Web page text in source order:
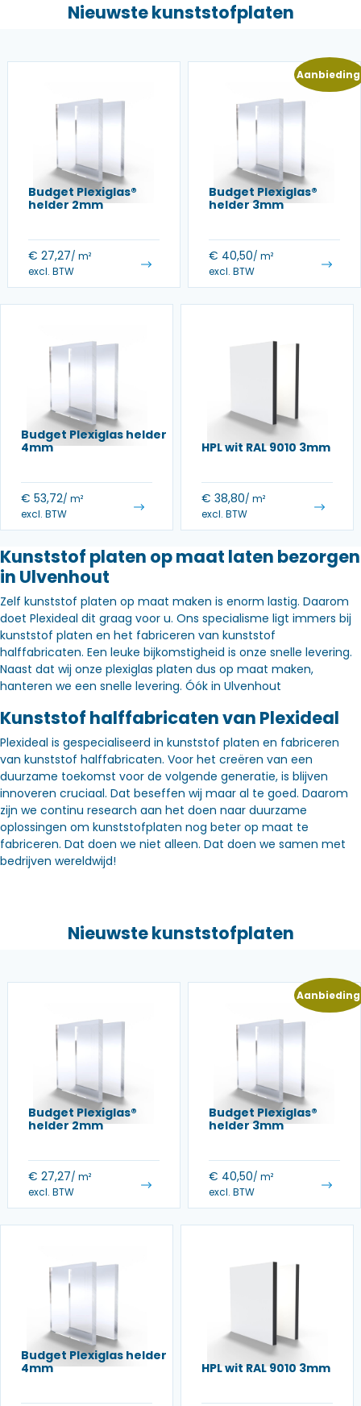
Nieuwste kunststofplaten
Budget Plexiglas®
helder 2mm
€ 27,27/ m²
excl. BTW
Budget Plexiglas®
helder 3mm
€ 40,50/ m²
excl. BTW
Budget Plexiglas helder
4mm
€ 53,72/ m²
excl. BTW
HPL wit RAL 9010 3mm
€ 38,80/ m²
excl. BTW
Kunststof platen op maat laten bezorgen
in Ulvenhout
Zelf kunststof platen op maat maken is enorm lastig. Daarom
doet Plexideal dit graag voor u. Ons specialisme ligt immers bij
kunststof platen en het fabriceren van kunststof
halffabricaten. Een leuke bijkomstigheid is onze snelle levering.
Naast dat wij onze plexiglas platen dus op maat maken,
hanteren we een snelle levering. Óók in Ulvenhout
Kunststof halffabricaten van Plexideal
Plexideal is gespecialiseerd in kunststof platen en fabriceren
van kunststof halffabricaten. Voor het creëren van een
duurzame toekomst voor de volgende generatie, is blijven
innoveren cruciaal. Dat beseffen wij maar al te goed. Daarom
zijn we continu research aan het doen naar duurzame
oplossingen om kunststofplaten nog beter op maat te
fabriceren. Dat doen we niet alleen. Dat doen we samen met
bedrijven wereldwijd!
Nieuwste kunststofplaten
Budget Plexiglas®
helder 2mm
€ 27,27/ m²
excl. BTW
Budget Plexiglas®
helder 3mm
€ 40,50/ m²
excl. BTW
Budget Plexiglas helder
4mm
HPL wit RAL 9010 3mm